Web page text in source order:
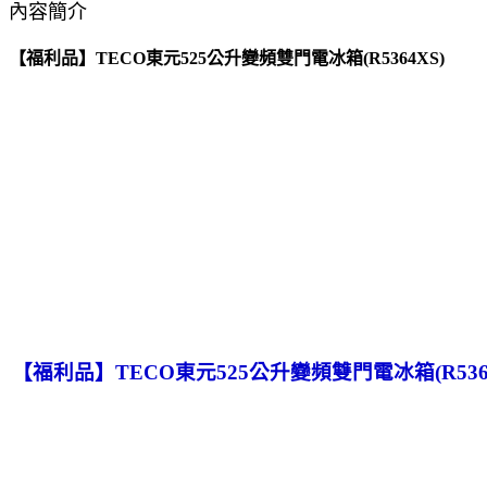
內容簡介
【福利品】TECO東元525公升變頻雙門電冰箱(R5364XS)
【福利品】TECO東元525公升變頻雙門電冰箱